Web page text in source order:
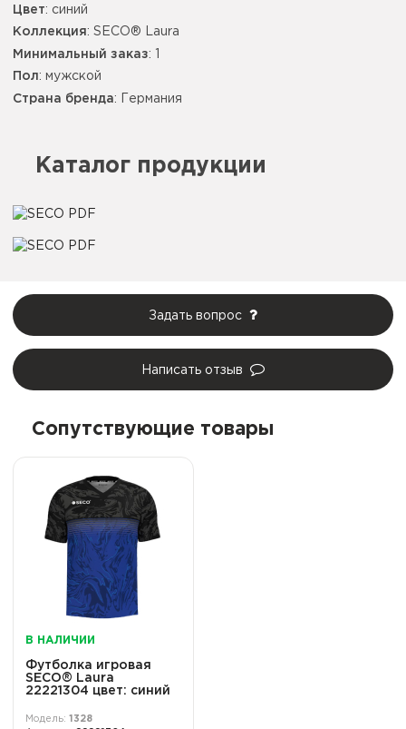
Цвет: синий
Коллекция : SECO® Laura
Минимальный заказ: 1
Пол : мужской
Страна бренда: Германия
Каталог продукции
Задать вопрос
Написать отзыв
Сопутствующие товары
В НАЛИЧИИ
Футболка игровая
SECO® Laura
22221304 цвет: синий
1328